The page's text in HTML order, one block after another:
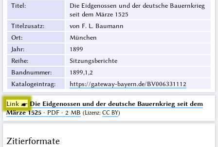
Titel:
Die Eidgenossen und der deutsche Bauernkrieg
seit dem Märze 1525
Titelzusatz:
von F. L. Baumann
Ort:
München
Jahr:
1899
Reihe:
Sitzungsberichte
Bandnummer:
1899,1,2
Katalogeintrag: https://gateway-bayern.de/BV006331112
Link ☛ Die Eidgenossen und der deutsche Bauernkrieg seit dem
Märze 1525· PDF · 2 MB (Lizenz: CC BY)
Zitierformate